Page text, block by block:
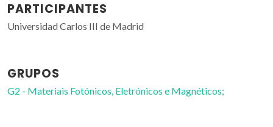
PARTICIPANTES
Universidad Carlos III de Madrid
GRUPOS
G2 - Materiais Fotónicos, Eletrónicos e Magnéticos;